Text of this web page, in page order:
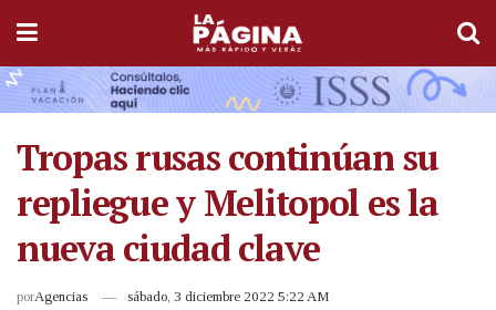
Tropas rusas continúan su
repliegue y Melitopol es la
nueva ciudad clave
porAgencias sábado, 3 diciembre 2022 5:22 AM